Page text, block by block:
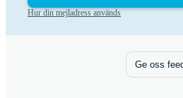
Hur din mejladress används
Ge oss